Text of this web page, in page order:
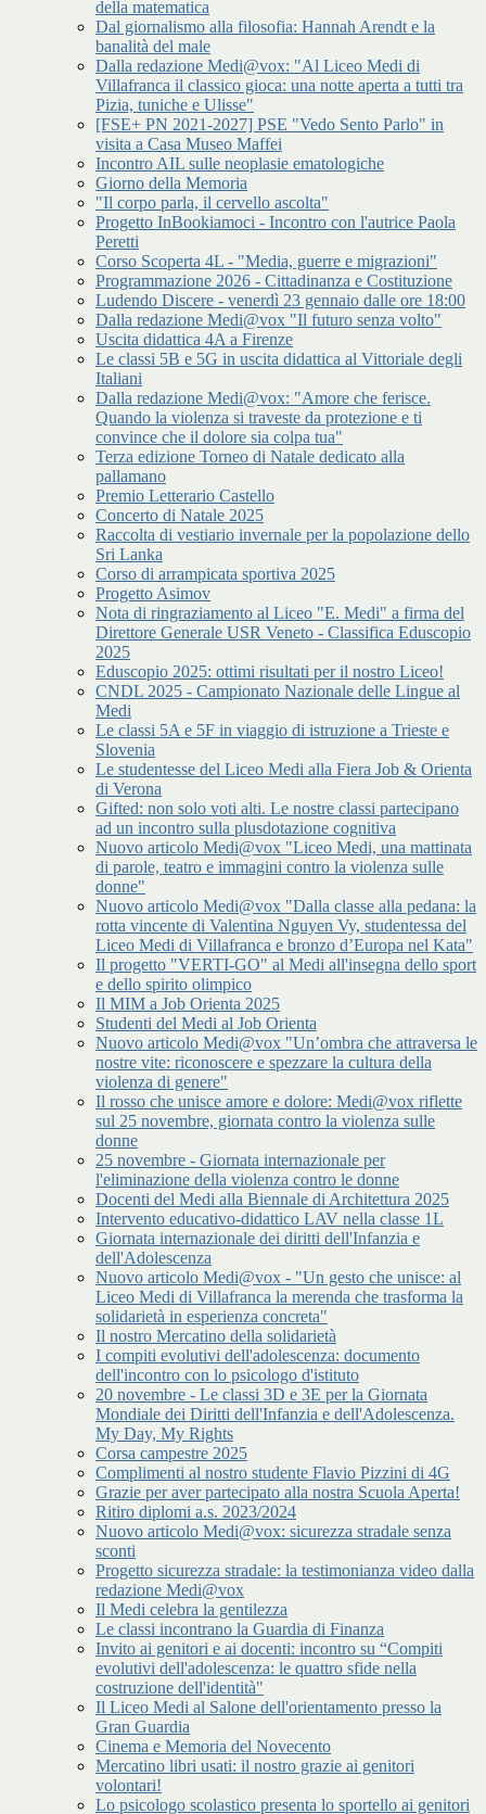
della matematica
Dal giornalismo alla filosofia: Hannah Arendt e la
banalità del male
Dalla redazione Medi@vox: "Al Liceo Medi di
Villafranca il classico gioca: una notte aperta a tutti tra
Pizia, tuniche e Ulisse"
[FSE+ PN 2021-2027] PSE "Vedo Sento Parlo" in
visita a Casa Museo Maffei
Incontro AIL sulle neoplasie ematologiche
Giorno della Memoria
"Il corpo parla, il cervello ascolta"
Progetto InBookiamoci - Incontro con l'autrice Paola
Peretti
Corso Scoperta 4L - "Media, guerre e migrazioni"
Programmazione 2026 - Cittadinanza e Costituzione
Ludendo Discere - venerdì 23 gennaio dalle ore 18:00
Dalla redazione Medi@vox "Il futuro senza volto"
Uscita didattica 4A a Firenze
Le classi 5B e 5G in uscita didattica al Vittoriale degli
Italiani
Dalla redazione Medi@vox: "Amore che ferisce.
Quando la violenza si traveste da protezione e ti
convince che il dolore sia colpa tua"
Terza edizione Torneo di Natale dedicato alla
pallamano
Premio Letterario Castello
Concerto di Natale 2025
Raccolta di vestiario invernale per la popolazione dello
Sri Lanka
Corso di arrampicata sportiva 2025
Progetto Asimov
Nota di ringraziamento al Liceo "E. Medi" a firma del
Direttore Generale USR Veneto - Classifica Eduscopio
2025
Eduscopio 2025: ottimi risultati per il nostro Liceo!
CNDL 2025 - Campionato Nazionale delle Lingue al
Medi
Le classi 5A e 5F in viaggio di istruzione a Trieste e
Slovenia
Le studentesse del Liceo Medi alla Fiera Job & Orienta
di Verona
Gifted: non solo voti alti. Le nostre classi partecipano
ad un incontro sulla plusdotazione cognitiva
Nuovo articolo Medi@vox "Liceo Medi, una mattinata
di parole, teatro e immagini contro la violenza sulle
donne"
Nuovo articolo Medi@vox "Dalla classe alla pedana: la
rotta vincente di Valentina Nguyen Vy, studentessa del
Liceo Medi di Villafranca e bronzo d’Europa nel Kata"
Il progetto "VERTI-GO" al Medi all'insegna dello sport
e dello spirito olimpico
Il MIM a Job Orienta 2025
Studenti del Medi al Job Orienta
Nuovo articolo Medi@vox "Un’ombra che attraversa le
nostre vite: riconoscere e spezzare la cultura della
violenza di genere"
Il rosso che unisce amore e dolore: Medi@vox riflette
sul 25 novembre, giornata contro la violenza sulle
donne
25 novembre - Giornata internazionale per
l'eliminazione della violenza contro le donne
Docenti del Medi alla Biennale di Architettura 2025
Intervento educativo-didattico LAV nella classe 1L
Giornata internazionale dei diritti dell'Infanzia e
dell'Adolescenza
Nuovo articolo Medi@vox - "Un gesto che unisce: al
Liceo Medi di Villafranca la merenda che trasforma la
solidarietà in esperienza concreta"
Il nostro Mercatino della solidarietà
I compiti evolutivi dell'adolescenza: documento
dell'incontro con lo psicologo d'istituto
20 novembre - Le classi 3D e 3E per la Giornata
Mondiale dei Diritti dell'Infanzia e dell'Adolescenza.
My Day, My Rights
Corsa campestre 2025
Complimenti al nostro studente Flavio Pizzini di 4G
Grazie per aver partecipato alla nostra Scuola Aperta!
Ritiro diplomi a.s. 2023/2024
Nuovo articolo Medi@vox: sicurezza stradale senza
sconti
Progetto sicurezza stradale: la testimonianza video dalla
redazione Medi@vox
Il Medi celebra la gentilezza
Le classi incontrano la Guardia di Finanza
Invito ai genitori e ai docenti: incontro su “Compiti
evolutivi dell'adolescenza: le quattro sfide nella
costruzione dell'identità"
Il Liceo Medi al Salone dell'orientamento presso la
Gran Guardia
Cinema e Memoria del Novecento
Mercatino libri usati: il nostro grazie ai genitori
volontari!
Lo psicologo scolastico presenta lo sportello ai genitori